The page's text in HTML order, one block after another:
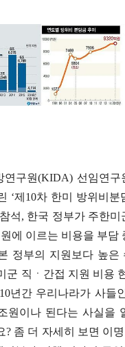
연구원(KIDA) 선임연구
‘제 10차 한미 방위비분
석, 한국 정부가 주한미
에 이르는 비용을 부담
정부의 지원보다 높은
군 직 ㆍ 간접 지원 비용
10년간 우리나라가 사들
원이나 된다는 사실을
? 좀 더 자세히 보면 이